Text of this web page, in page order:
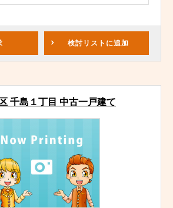
検討リスト に追加
千島１丁目 中古一戸建て